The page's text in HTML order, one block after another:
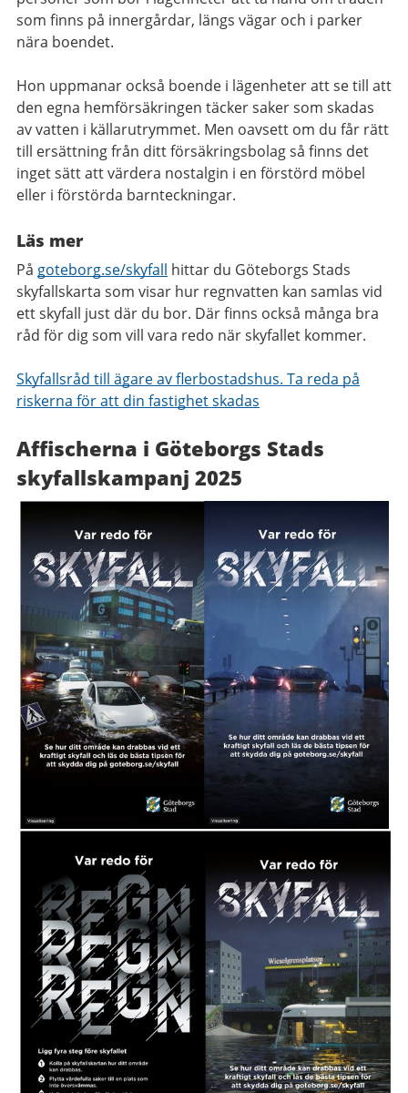
som finns på innergårdar, längs vägar och i parker
nära boendet.
Hon uppmanar också boende i lägenheter att se till att
den egna hemförsäkringen täcker saker som skadas
av vatten i källarutrymmet. Men oavsett om du får rätt
till ersättning från ditt försäkringsbolag så finns det
inget sätt att värdera nostalgin i en förstörd möbel
eller i förstörda barnteckningar.
Läs mer
På goteborg.se/skyfall hittar du Göteborgs Stads
skyfallskarta som visar hur regnvatten kan samlas vid
ett skyfall just där du bor. Där finns också många bra
råd för dig som vill vara redo när skyfallet kommer.
Skyfallsråd till ägare av flerbostadshus. Ta reda på
riskerna för att din fastighet skadas
Affischerna i Göteborgs Stads
skyfallskampanj 2025